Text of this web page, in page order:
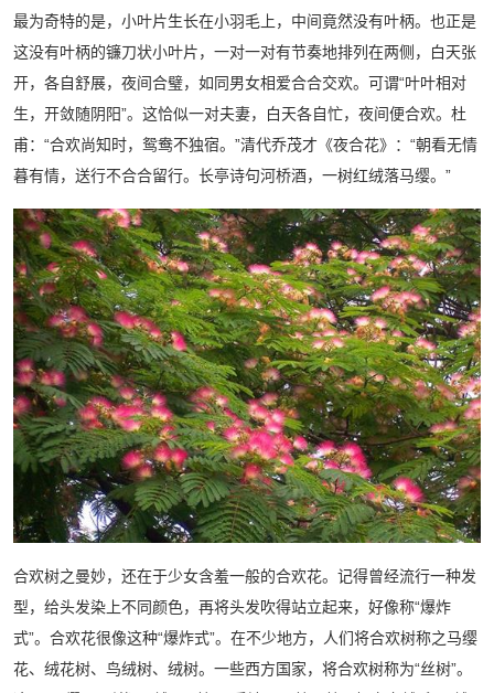
最为奇特的是，小叶片生长在小羽毛上，中间竟然没有叶柄。也正是
这没有叶柄的镰刀状小叶片，一对一对有节奏地排列在两侧，白天张
开，各自舒展，夜间合璧，如同男女相爱合合交欢。可谓“叶叶相对
生，开敛随阴阳”。这恰似一对夫妻，白天各自忙，夜间便合欢。杜
甫：“合欢尚知时，鸳鸯不独宿。”清代乔茂才《夜合花》：“朝看无情
暮有情，送行不合合留行。长亭诗句河桥酒，一树红绒落马缨。”
合欢树之曼妙，还在于少女含羞一般的合欢花。记得曾经流行一种发
型，给头发染上不同颜色，再将头发吹得站立起来，好像称“爆炸
式”。合欢花很像这种“爆炸式”。在不少地方，人们将合欢树称之马缨
花、绒花树、鸟绒树、绒树。一些西方国家，将合欢树称为“丝树”。